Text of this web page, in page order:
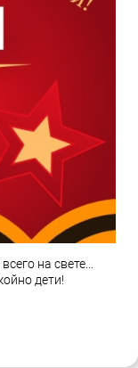
на свете...
дети!